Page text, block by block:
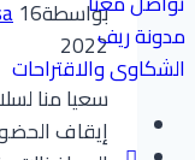
مدونة ريف
الشكاوى والاقتراحات
بواسطة16 مارس، 2020
2022
سعيا منا
إيقاف